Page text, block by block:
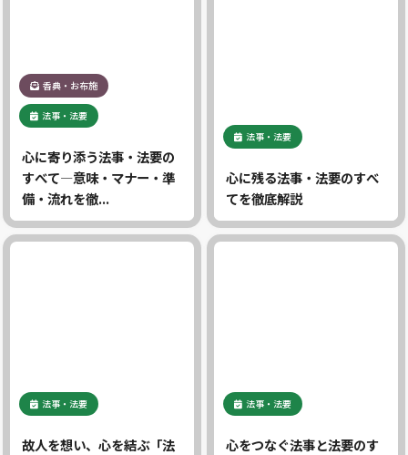
香典・お布施
法事・法要
心に寄り添う法事・法要の
すべて―意味・マナー・準
備・流れを徹...
法事・法要
心に残る法事・法要のすべ
てを徹底解説
法事・法要
故人を想い、心を結ぶ「法
法事・法要
心をつなぐ法事と法要のす